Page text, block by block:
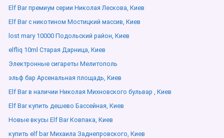
Elf Bar премиум серии Николая Лескова, Киев
Elf Bar с никотином Мостицкий массив, Киев
lost mary 10000 Подольский район, Киев
elfliq 10ml Старая Дарница, Киев
Электронные сигареты Мелитополь
эльф бар Арсенальная площадь, Киев
Elf Bar в наличии Николая Михновского бульвар , Киев
Elf Bar купить дешево Бассейная, Киев
Новые вкусы Elf Bar Ковпака, Киев
купить elf bar Михаила Заднепровского, Киев